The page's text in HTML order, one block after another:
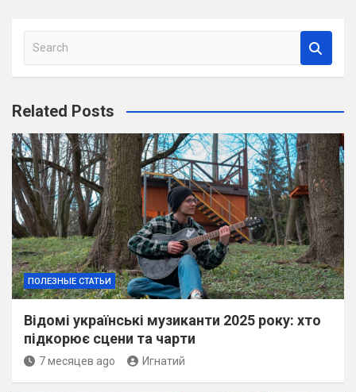
a
c
h
Related Posts
ПОЛЕЗНЫЕ СТАТЬИ
Відомі українські музиканти 2025 року: хто
підкорює сцени та чарти
7 месяцев ago Игнатий